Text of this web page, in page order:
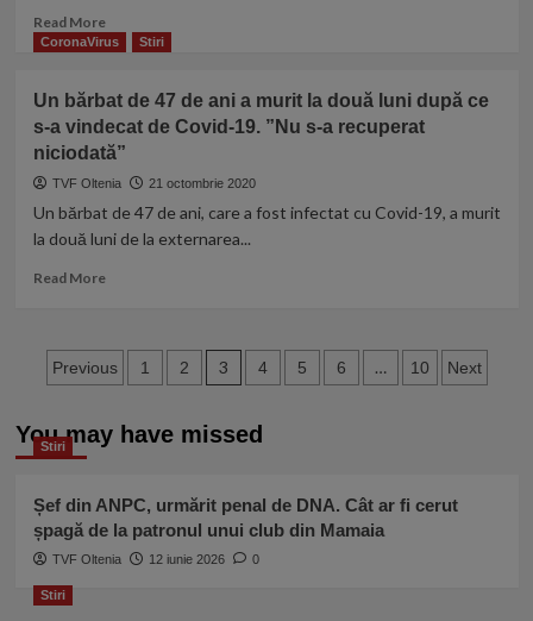
de
familie
opun:
Prin
telefon
poți
să
asculți
Read MoreRead
more
se
apropie
de
un
prag
de
pe
Multe
spitale
închise
pentru
bolnavi
CoronaVirus Stiri
Un bărbat de 47 de ani a murit la două luni după ce
s-a vindecat de Covid-19. ”Nu s-a recuperat
niciodată”
TVF Oltenia 21 octombrie 2020
Un bărbat de 47 de ani, care a fost infectat cu Covid-19, a murit
la două luni de la externarea...
Read MoreRead
bărbat
de
de
murit
la
două
luni
Paginație
Previous 1 2 3 4 5 6 … 10 Next
You may have missed
Stiri
Șef din ANPC, urmărit penal de DNA. Cât ar fi cerut
șpagă de la patronul unui club din Mamaia
TVF Oltenia 12 iunie 2026 0
Stiri